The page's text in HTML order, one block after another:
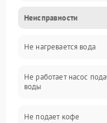
Прочие
Включение и работа
Проблемы с водой
Проблемы с
Неисправности
Не нагревается вода
Не работает насос
воды
Не подает кофе